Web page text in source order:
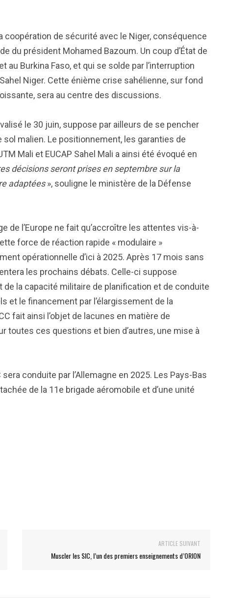
coopération de sécurité avec le Niger, conséquence
du président Mohamed Bazoum. Un coup d’État de
au Burkina Faso, et qui se solde par l’interruption
Niger. Cette énième crise sahélienne, sur fond
sera au centre des discussions.
le 30 juin, suppose par ailleurs de se pencher
malien. Le positionnement, les garanties de
Mali et EUCAP Sahel Mali a ainsi été évoqué en
décisions seront prises en septembre sur la
adaptées», souligne le ministère de la Défense
l’Europe ne fait qu’accroître les attentes vis-à-
force de réaction rapide « modulaire »
opérationnelle d’ici à 2025. Après 17 mois sans
les prochains débats. Celle-ci suppose
la capacité militaire de planification et de conduite
et le financement par l’élargissement de la
fait ainsi l’objet de lacunes en matière de
toutes ces questions et bien d’autres, une mise à
conduite par l’Allemagne en 2025. Les Pays-Bas
de la 11e brigade aéromobile et d’une unité
ARTICLE SUIVANT
Muscler les SIC, l’un des premiers enseignements d’ORION